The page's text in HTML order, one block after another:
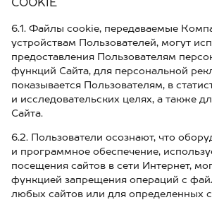
COOKIE
6.1. Файлы cookie, передаваемые
устройствам Пользователей, могут
предоставления Пользователям
функций Сайта, для персональной
показывается Пользователям, в
и исследовательских целях, а также
Сайта.
6.2. Пользователи осознают, что
и программное обеспечение,
посещения сайтов в сети Интернет,
функцией запрещения операций с
любых сайтов или для определенных